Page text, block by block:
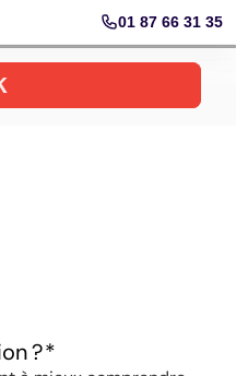
01 87 66 31 35